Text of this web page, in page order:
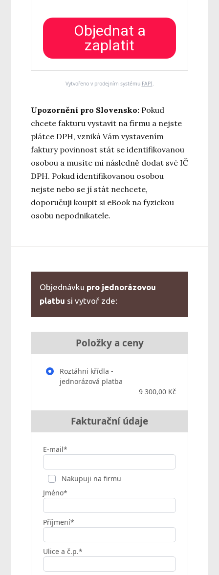
Objednat a
zaplatit
Vytvořeno v prodejním systému FAPI
Upozornění pro Slovensko:Pokud
chcete fakturu vystavit na firmu a nejste
plátce DPH, vzniká Vám vystavením
faktury povinnost stát se identifikovanou
osobou a musíte mi následně dodat své IČ
DPH. Pokud identifikovanou osobou
nejste nebo se jí stát nechcete,
doporučuji koupit si eBook na fyzickou
osobu nepodnikatele.
Objednávku pro jednorázovou
platbu si vytvoř zde:
Položky a ceny
Roztáhni křídla -
jednorázová platba
9 300,00 Kč
Fakturační údaje
E-mail*
Nakupuji na firmu
Jméno*
Příjmení*
Ulice a č.p.*